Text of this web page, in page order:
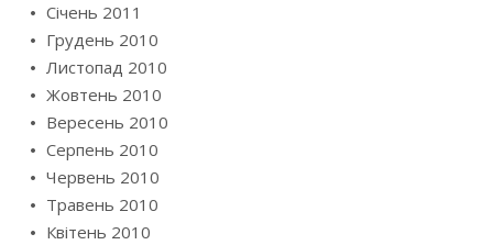
Січень 2011
Грудень 2010
Листопад 2010
Жовтень 2010
Вересень 2010
Серпень 2010
Червень 2010
Травень 2010
Квітень 2010